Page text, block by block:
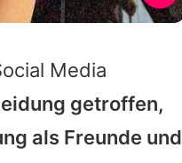
Media
getroffen,
als Freunde und